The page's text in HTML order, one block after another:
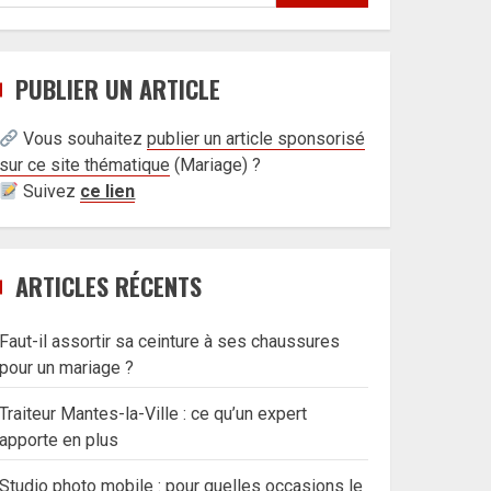
PUBLIER UN ARTICLE
Vous souhaitezpublier un article sponsorisé
sur ce site thématique (Mariage) ?
Suivez ce lien
ARTICLES RÉCENTS
Faut-il assortir sa ceinture à ses chaussures
pour un mariage ?
Traiteur Mantes-la-Ville : ce qu’un expert
apporte en plus
Studio photo mobile : pour quelles occasions le